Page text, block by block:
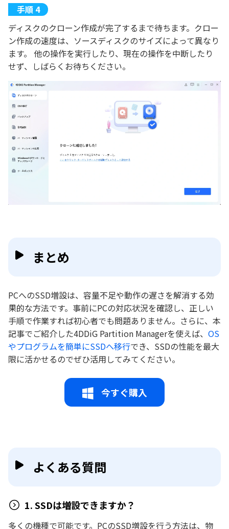
ディスクのクローン作成が完了するまで待ちます。クロー
ン作成の速度は、ソースディスクのサイズによって異なり
ます。 他の操作を実行したり、現在の操作を中断したり
せず、しばらくお待ちください。
まとめ
PCへのSSD増設は、容量不足や動作の遅さを解消する効
果的な方法です。事前にPCの対応状況を確認し、正しい
手順で作業すれば初心者でも問題ありません。さらに、本
記事でご紹介した4DDiG Partition Managerを使えば、 OS
やプログラムを簡単にSSDへ移行でき、SSDの性能を最大
限に活かせるのでぜひ活用してみてください。
今すぐ購入
よくある質問
1. SSDは増設できますか？
多くの機種で可能です。PCのSSD増設を行う方法は、物